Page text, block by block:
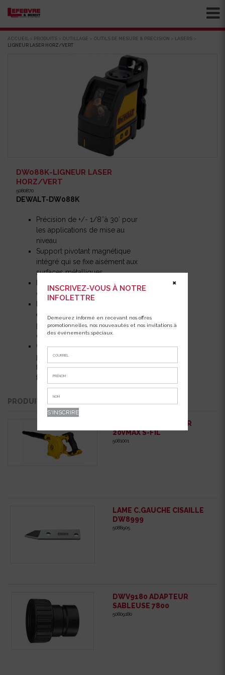
ACCUEIL > PRODUITS > OUTILLAGE > OUTILS DE MESURE & PRÉCISION > LASERS >
LIGNEUR LASER HORZ/VERT
DW088K-LIGNEUR LASER
HORZ/VERT
5080870
DEWALT-DW088K
Précision de +/- 1/8″à 30′ pour
les applications de mise au
niveau
Support pivotant magnétique
intégré qui se fixe aisément aux
surfaces métalliques
Boîtier surmoulé pour une
durabilité accrue sur le chantier
et panneau de commande
pour une grande facilité
d’emploi
Comprend: 3 piles AA pour
plus de 20 heures de
fonctionnement et mallette de
transport
PRODUITS QUI POURRAIENT VOUS INTÉRESSER
DCE100B SOUFFLEUR
20VMAX S-FIL
5081001
LAME C.GAUCHE CISAILLE
DW8999
5088905
DWV9180 ADAPTEUR
SABLEUSE 7800
50809180
INSCRIVEZ-VOUS À NOTRE
INFOLETTRE
Demeurez informé en recevant nos offres
promotionnelles, nos nouveautés et nos invitations à
des événements spéciaux.
✖